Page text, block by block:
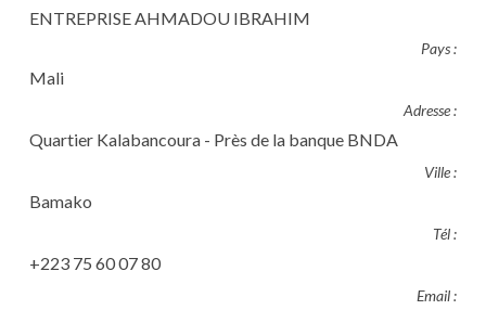
ENTREPRISE AHMADOU IBRAHIM
Pays :
Mali
Adresse :
Quartier Kalabancoura - Près de la banque BNDA
Ville :
Bamako
Tél :
+223 75 60 07 80
Email :